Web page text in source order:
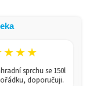
sprchu se 150l
doporučuji.